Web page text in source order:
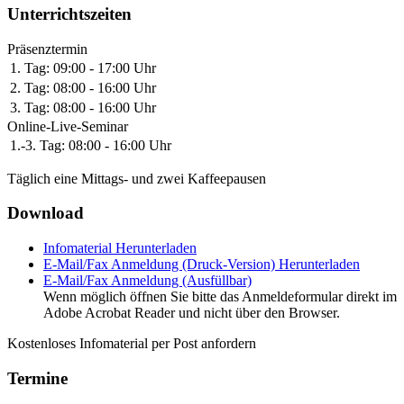
Unterrichtszeiten
Präsenztermin
1. Tag: 09:00 - 17:00 Uhr
2. Tag: 08:00 - 16:00 Uhr
3. Tag: 08:00 - 16:00 Uhr
Online-Live-Seminar
1.-3. Tag: 08:00 - 16:00 Uhr
Täglich eine Mittags- und zwei Kaffeepausen
Download
Infomaterial Herunterladen
E-Mail/Fax Anmeldung (Druck-Version) Herunterladen
E-Mail/Fax Anmeldung (Ausfüllbar)
Wenn möglich öffnen Sie bitte das Anmeldeformular direkt im
Adobe Acrobat Reader und nicht über den Browser.
Kostenloses Infomaterial per Post anfordern
Termine